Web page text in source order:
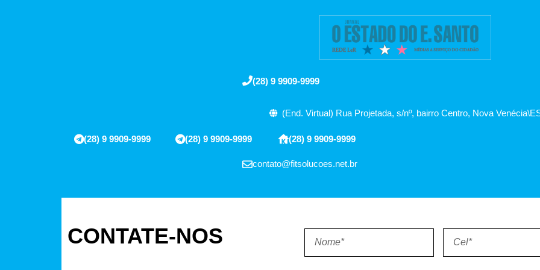
(28) 9 9909-9999
(End. Virtual) Rua Projetada, s/nº, bairro Centro, Nova
(28) 9 9909-9999 (28) 9 9909-9999 (28) 9 9909-9999
contato@fitsolucoes.net.br
CONTATE-NOS